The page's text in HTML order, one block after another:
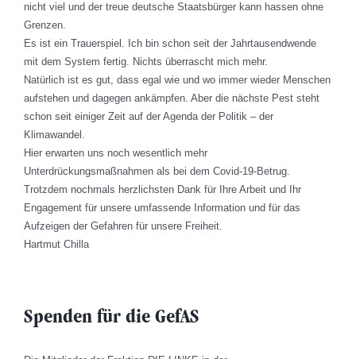
nicht viel und der treue deutsche Staatsbürger kann hassen ohne
Grenzen.
Es ist ein Trauerspiel. Ich bin schon seit der Jahrtausendwende
mit dem System fertig. Nichts überrascht mich mehr.
Natürlich ist es gut, dass egal wie und wo immer wieder Menschen
aufstehen und dagegen ankämpfen. Aber die nächste Pest steht
schon seit einiger Zeit auf der Agenda der Politik – der
Klimawandel.
Hier erwarten uns noch wesentlich mehr
Unterdrückungsmaßnahmen als bei dem Covid-19-Betrug.
Trotzdem nochmals herzlichsten Dank für Ihre Arbeit und Ihr
Engagement für unsere umfassende Information und für das
Aufzeigen der Gefahren für unsere Freiheit.
Hartmut Chilla
Spenden für die GefAS